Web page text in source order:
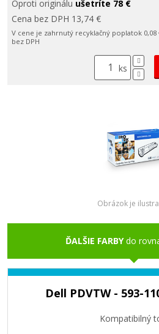
Oproti originálu ušetríte 78 €
Cena bez DPH 13,74 €
V cene je zahrnutý recyklačný poplatok 0,08
bez DPH
ks
Obrázok je
ĎALŠIE FARBYdo
Dell PDVTW - 593-
Kompatibilný